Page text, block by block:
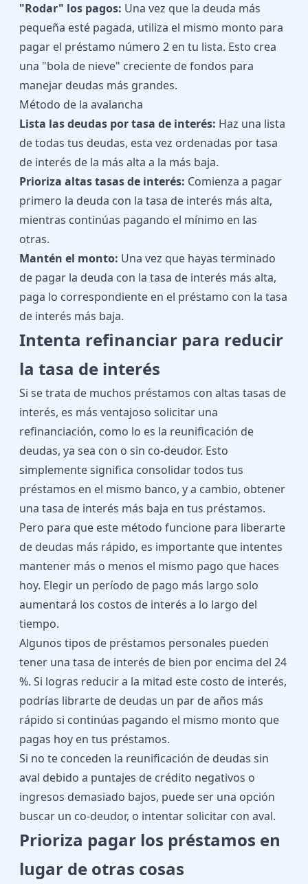
"Rodar" los pagos: Una vez que la deuda más
pequeña esté pagada, utiliza el mismo monto para
pagar el préstamo número 2 en tu lista. Esto crea
una "bola de nieve" creciente de fondos para
manejar deudas más grandes.
Método de la avalancha
Lista las deudas por tasa de interés: Haz una lista
de todas tus deudas, esta vez ordenadas por tasa
de interés de la más alta a la más baja.
Prioriza altas tasas de interés: Comienza a pagar
primero la deuda con la tasa de interés más alta,
mientras continúas pagando el mínimo en las
otras.
Mantén el monto: Una vez que hayas terminado
de pagar la deuda con la tasa de interés más alta,
paga lo correspondiente en el préstamo con la tasa
de interés más baja.
Intenta refinanciar para reducir
la tasa de interés
Si se trata de muchos préstamos con altas tasas de
interés, es más ventajoso solicitar una
refinanciación, como lo es la reunificación de
deudas, ya sea con o sin co-deudor. Esto
simplemente significa consolidar todos tus
préstamos en el mismo banco, y a cambio, obtener
una tasa de interés más baja en tus préstamos.
Pero para que este método funcione para liberarte
de deudas más rápido, es importante que intentes
mantener más o menos el mismo pago que haces
hoy. Elegir un período de pago más largo solo
aumentará los costos de interés a lo largo del
tiempo.
Algunos tipos de préstamos personales pueden
tener una tasa de interés de bien por encima del 24
%. Si logras reducir a la mitad este costo de interés,
podrías librarte de deudas un par de años más
rápido si continúas pagando el mismo monto que
pagas hoy en tus préstamos.
Si no te conceden la reunificación de deudas sin
aval debido a puntajes de crédito negativos o
ingresos demasiado bajos, puede ser una opción
buscar un co-deudor, o intentar solicitar con aval.
Prioriza pagar los préstamos en
lugar de otras cosas